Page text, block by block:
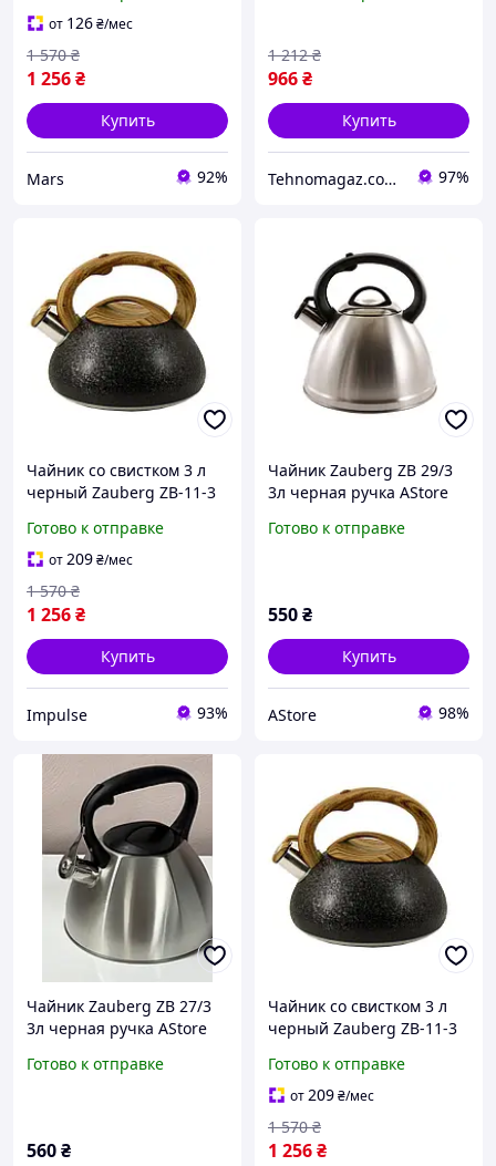
от 126₴/мес
1 256₴
1 570 ₴
Купить
Mars 92%
966₴
1 212 ₴
Купить
Tehnomagaz.com.ua - это передовой интернет-магазин, специализирующийся на продаже техники 97%
Чайник со свистком 3 л
черный Zauberg ZB-11-3
Готово к отправке
от209₴/мес
1 256₴
1 570 ₴
Купить
Impulse 93%
Чайник Zauberg ZB 29/3
3л черная ручка AStore
Готово к отправке
550₴
Купить
AStore 98%
Чайник Zauberg ZB 27/3
3л черная ручка AStore
Готово к отправке
560₴
Чайник со свистком 3 л
черный Zauberg ZB-11-3
Готово к отправке
от209₴/мес
1 256₴
1 570 ₴